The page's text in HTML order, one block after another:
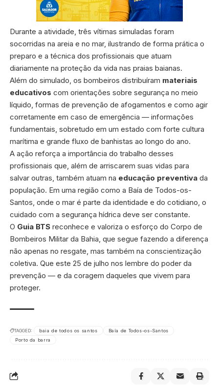
Durante a atividade, três vítimas simuladas foram
socorridas na areia e no mar, ilustrando de forma prática o
preparo e a técnica dos profissionais que atuam
diariamente na proteção da vida nas praias baianas.
Além do simulado, os bombeiros distribuíram materiais
educativos com orientações sobre segurança no meio
líquido, formas de prevenção de afogamentos e como agir
corretamente em caso de emergência — informações
fundamentais, sobretudo em um estado com forte cultura
marítima e grande fluxo de banhistas ao longo do ano.
A ação reforça a importância do trabalho desses
profissionais que, além de arriscarem suas vidas para
salvar outras, também atuam na educação preventiva da
população. Em uma região como a Baía de Todos-os-
Santos, onde o mar é parte da identidade e do cotidiano, o
cuidado com a segurança hídrica deve ser constante.
O Guia BTS reconhece e valoriza o esforço do Corpo de
Bombeiros Militar da Bahia, que segue fazendo a diferença
não apenas no resgate, mas também na conscientização
coletiva. Que este 25 de julho nos lembre do poder da
prevenção — e da coragem daqueles que vivem para
proteger.
TAGGED: baia de todos os santos
Baía de Todos-os-Santos
Porto da barra